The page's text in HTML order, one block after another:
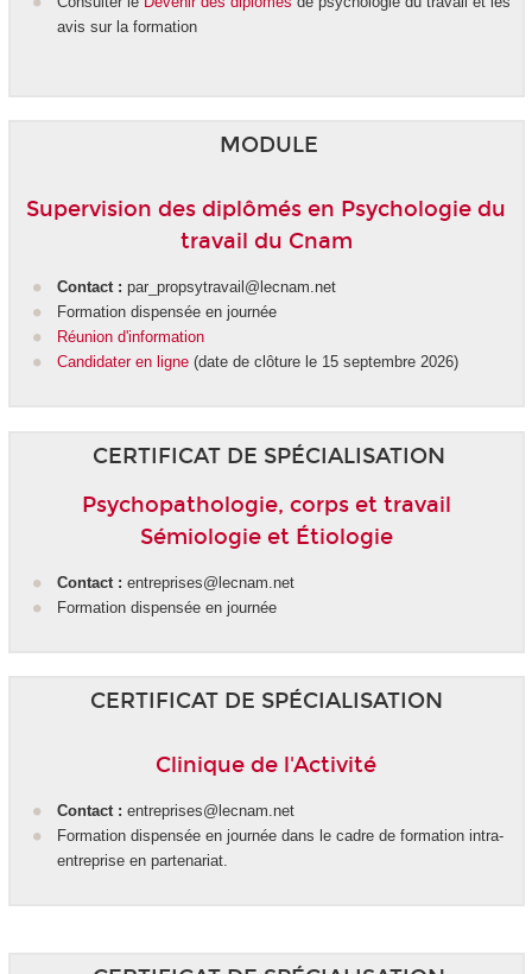
avis sur la formation
MODULE
Supervision des diplômés en Psychologie du
travail du Cnam
Contact : par_propsytravail@lecnam.net
Formation dispensée en journée
Réunion d'information
Candidater en ligne(date de clôture le 15 septembre 2026)
CERTIFICAT DE SPÉCIALISATION
Psychopathologie, corps et travail
Sémiologie et Étiologie
Contact : entreprises@lecnam.net
Formation dispensée en journée
CERTIFICAT DE SPÉCIALISATION
Clinique de l'Activité
Contact : entreprises@lecnam.net
Formation dispensée en journée dans le cadre de formation intra-
entreprise en partenariat.